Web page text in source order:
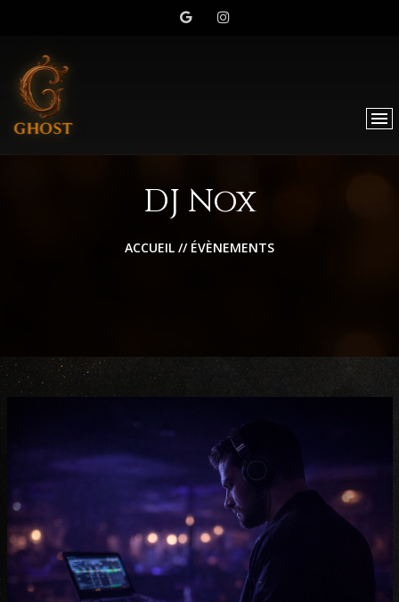
DJ Nox
ACCUEIL // ÉVÈNEMENTS